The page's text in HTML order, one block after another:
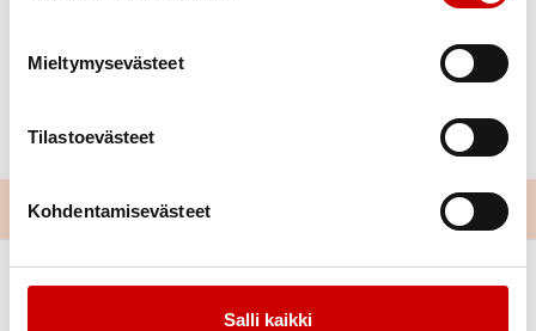
Mieltymysevästeet
Tilastoevästeet
Kohdentamisevästeet
Salli kaikki
12.8. Aukustimarkkinat, meidät löytää
ostamaan arpoja.